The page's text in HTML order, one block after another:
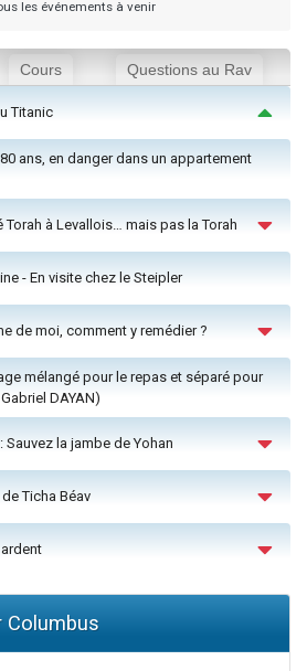
les événements à venir
Cours Questions au Rav
Titanic
80 ans, en danger dans un appartement
Torah à Levallois… mais pas la Torah
- En visite chez le Steipler
de moi, comment y remédier ?
mélangé pour le repas et séparé pour
DAYAN)
Sauvez la jambe de Yohan
Ticha Béav